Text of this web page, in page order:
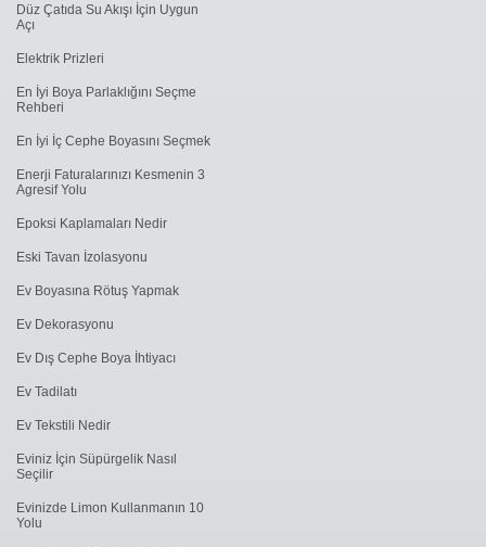
Düz Çatıda Su Akışı İçin Uygun
Açı
Elektrik Prizleri
En İyi Boya Parlaklığını Seçme
Rehberi
En İyi İç Cephe Boyasını Seçmek
Enerji Faturalarınızı Kesmenin 3
Agresif Yolu
Epoksi Kaplamaları Nedir
Eski Tavan İzolasyonu
Ev Boyasına Rötuş Yapmak
Ev Dekorasyonu
Ev Dış Cephe Boya İhtiyacı
Ev Tadilatı
Ev Tekstili Nedir
Eviniz İçin Süpürgelik Nasıl
Seçilir
Evinizde Limon Kullanmanın 10
Yolu